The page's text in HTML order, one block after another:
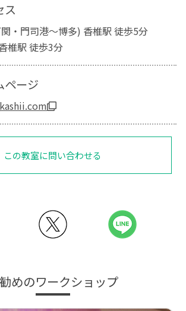
ス
・門司港～博多) 香椎駅 徒歩5分
椎駅 徒歩3分
ページ
この教室に問い合わせる
めのワークショップ